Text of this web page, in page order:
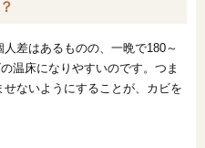
差はあるものの、一晩で180～
温床になりやすいのです。つま
ないようにすることが、カビを